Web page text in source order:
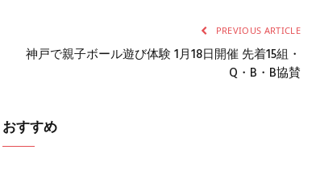
PREVIOUS ARTICLE
神戸で親子ボール遊び体験 1月18日開催 先着15組・
Q・B・B協賛
おすすめ